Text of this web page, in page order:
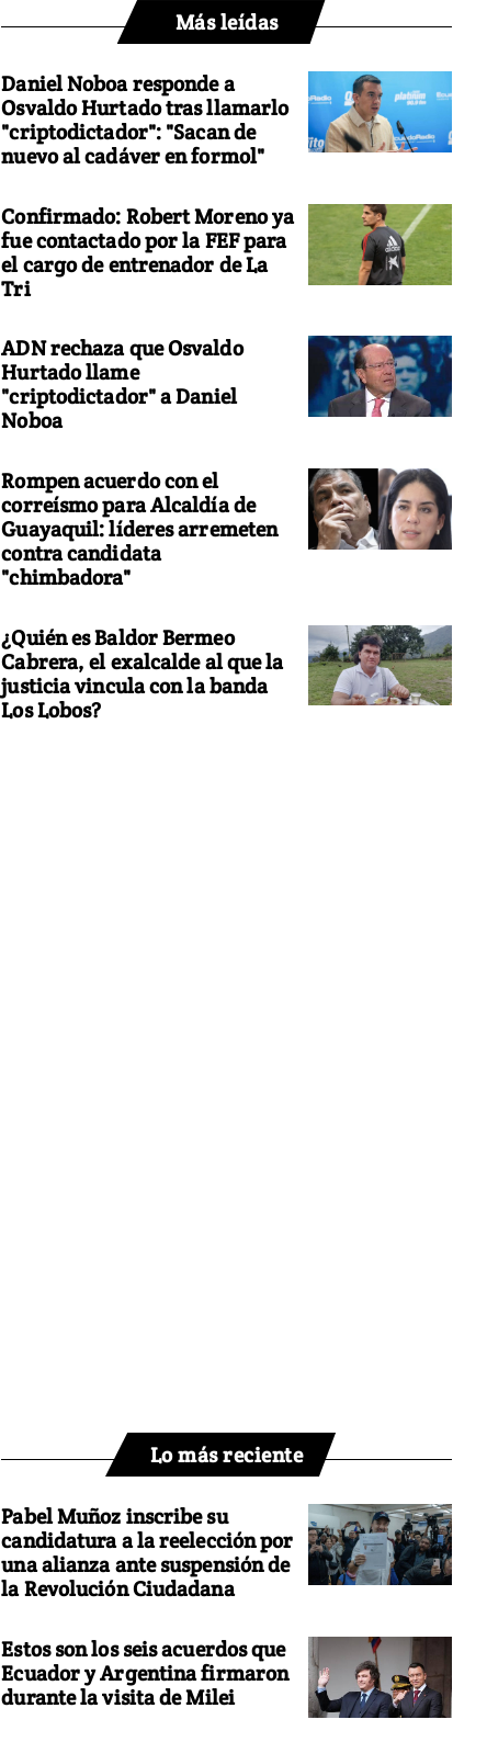
Más leídas
Daniel Noboa responde a
Osvaldo Hurtado tras llamarlo
"criptodictador": "Sacan de
nuevo al cadáver en formol"
Confirmado: Robert Moreno ya
fue contactado por la FEF para
el cargo de entrenador de La
Tri
ADN rechaza que Osvaldo
Hurtado llame
"criptodictador" a Daniel
Noboa
Rompen acuerdo con el
correísmo para Alcaldía de
Guayaquil: líderes arremeten
contra candidata
"chimbadora"
¿Quién es Baldor Bermeo
Cabrera, el exalcalde al que la
justicia vincula con la banda
Los Lobos?
Lo más reciente
Pabel Muñoz inscribe su
candidatura a la reelección por
una alianza ante suspensión de
la Revolución Ciudadana
Estos son los seis acuerdos que
Ecuador y Argentina firmaron
durante la visita de Milei